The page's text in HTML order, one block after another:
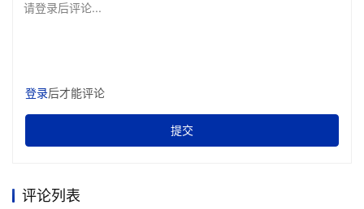
请登录后评论...
登录后才能评论
提交
评论列表